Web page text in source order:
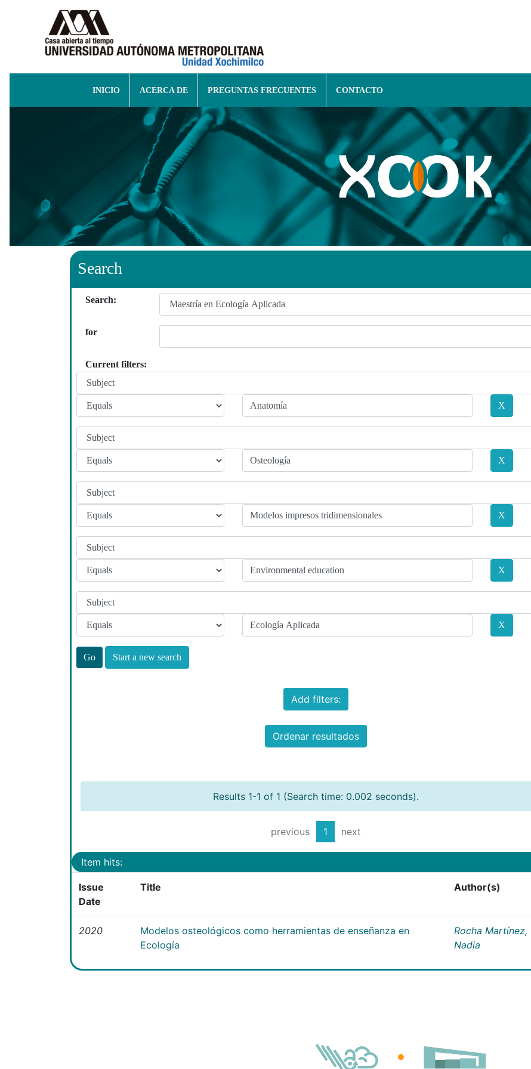
INICIO ACERCA DE PREGUNTAS FRECUENTES CONTACTO
Search
Search:
for
Current filters:
Start a new search
Add filters:
Ordenar resultados
Results 1-1 of 1 (Search time: 0.002 seconds).
previous 1 next
Item hits:
Issue
Date
Title Author(s)
2020
Modelos osteológicos como herramientas de enseñanza en
Ecología
Rocha Martínez,
Nadia